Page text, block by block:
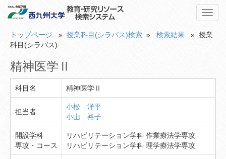
トップページ » 授業科目(シラバス)検索 » 検索結果 » 授業
科目(シラバス)
精神医学Ⅱ
科目名 精神医学Ⅱ
担当者
小松 洋平
小山 裕子
開設学科
専攻・コース
リハビリテーション学科 作業療法学専攻
リハビリテーション学科 理学療法学専攻